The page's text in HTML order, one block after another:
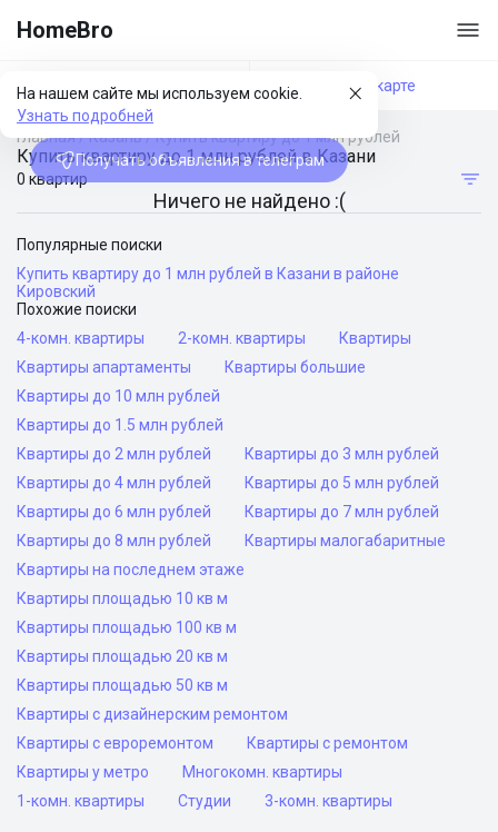
HomeBro
На нашем сайте мы используем cookie.
Узнать подробней
Получать объявления в телеграм
Фильтры На карте
Главная/Казань/Купить квартиру до 1 млн рублей
Купить квартиру до 1 млн рублей в Казани
0 квартир
Ничего не найдено :(
Популярные поиски
Купить квартиру до 1 млн рублей в Казани в районе
Кировский
Похожие поиски
4-комн. квартиры
2-комн. квартиры
Квартиры
Квартиры апартаменты
Квартиры большие
Квартиры до 10 млн рублей
Квартиры до 1.5 млн рублей
Квартиры до 2 млн рублей
Квартиры до 3 млн рублей
Квартиры до 4 млн рублей
Квартиры до 5 млн рублей
Квартиры до 6 млн рублей
Квартиры до 7 млн рублей
Квартиры до 8 млн рублей
Квартиры малогабаритные
Квартиры на последнем этаже
Квартиры площадью 10 кв м
Квартиры площадью 100 кв м
Квартиры площадью 20 кв м
Квартиры площадью 50 кв м
Квартиры с дизайнерским ремонтом
Квартиры с евроремонтом
Квартиры с ремонтом
Квартиры у метро
Многокомн. квартиры
1-комн. квартиры
Студии 3-комн. квартиры